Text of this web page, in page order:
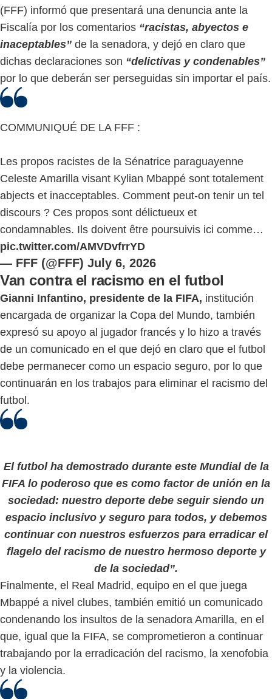
(FFF) informó que presentará una denuncia ante la
Fiscalía por los comentarios “racistas, abyectos e
inaceptables” de la senadora, y dejó en claro que
dichas declaraciones son “delictivas y condenables”
por lo que deberán ser perseguidas sin importar el país.
COMMUNIQUÉ DE LA FFF :
Les propos racistes de la Sénatrice paraguayenne
Celeste Amarilla visant Kylian Mbappé sont totalement
abjects et inacceptables. Comment peut-on tenir un tel
discours ? Ces propos sont délictueux et
condamnables. Ils doivent être poursuivis ici comme…
pic.twitter.com/AMVDvfrrYD
— FFF (@FFF) July 6, 2026
Van contra el racismo en el futbol
Gianni Infantino, presidente de la FIFA, institución
encargada de organizar la Copa del Mundo, también
expresó su apoyo al jugador francés y lo hizo a través
de un comunicado en el que dejó en claro que el futbol
debe permanecer como un espacio seguro, por lo que
continuarán en los trabajos para eliminar el racismo del
futbol.
El futbol ha demostrado durante este Mundial de la
FIFA lo poderoso que es como factor de unión en la
sociedad: nuestro deporte debe seguir siendo un
espacio inclusivo y seguro para todos, y debemos
continuar con nuestros esfuerzos para erradicar el
flagelo del racismo de nuestro hermoso deporte y
de la sociedad”.
Finalmente, el Real Madrid, equipo en el que juega
Mbappé a nivel clubes, también emitió un comunicado
condenando los insultos de la senadora Amarilla, en el
que, igual que la FIFA, se comprometieron a continuar
trabajando por la erradicación del racismo, la xenofobia
y la violencia.